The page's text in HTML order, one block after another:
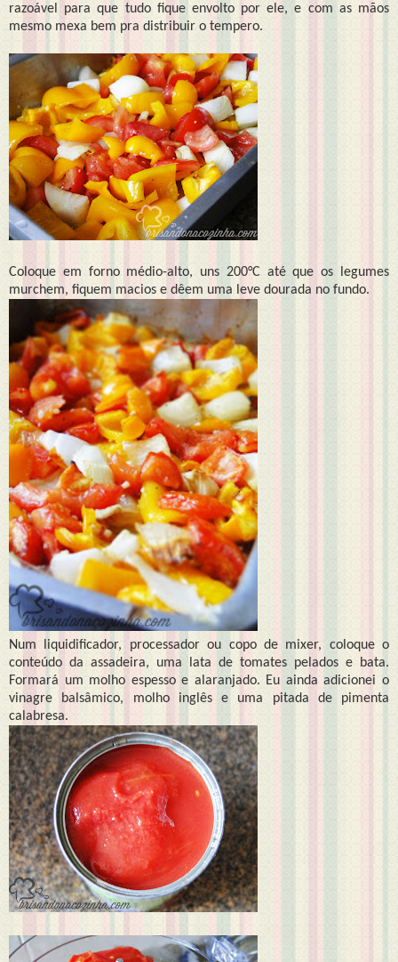
razoável para que tudo fique envolto por ele, e com as mãos
mesmo mexa bem pra distribuir o tempero.
Coloque em forno médio-alto, uns 200°C até que os legumes
murchem, fiquem macios e dêem uma leve dourada no fundo.
Num liquidificador, processador ou copo de mixer, coloque o
conteúdo da assadeira, uma lata de tomates pelados e bata.
Formará um molho espesso e alaranjado. Eu ainda adicionei o
vinagre balsâmico, molho inglês e uma pitada de pimenta
calabresa.